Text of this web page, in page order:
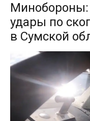
Минобороны:
удары по
в Сумской